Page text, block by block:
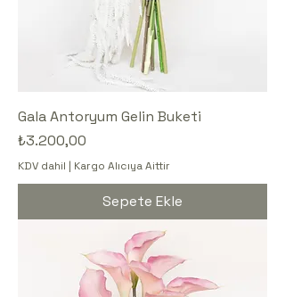
Gala Antoryum Gelin Buketi
Fiyat
₺3.200,00
KDV dahil | Kargo Alıcıya Aittir
Sepete Ekle